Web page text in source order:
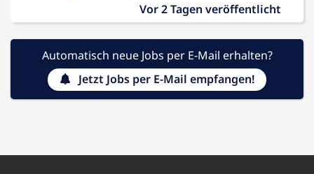
Vor 2 Tagen veröffentlicht
Automatisch neue Jobs per E-Mail erhalten?
Jetzt Jobs per E-Mail empfangen!